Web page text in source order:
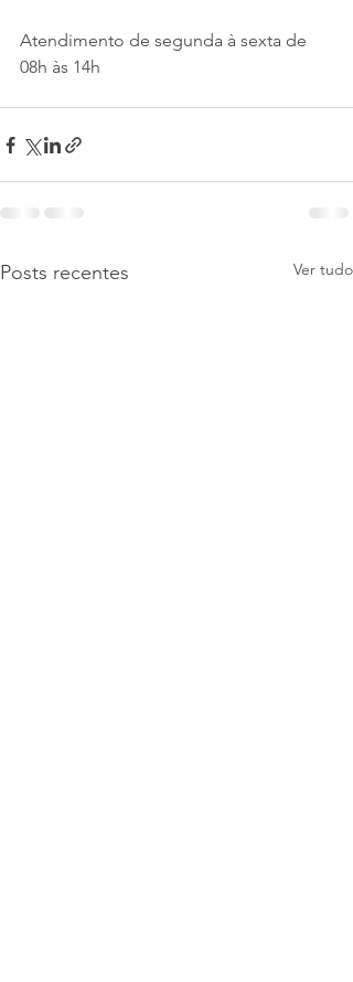
Atendimento de segunda à sexta de
08h às 14h
Posts recentes Ver tudo